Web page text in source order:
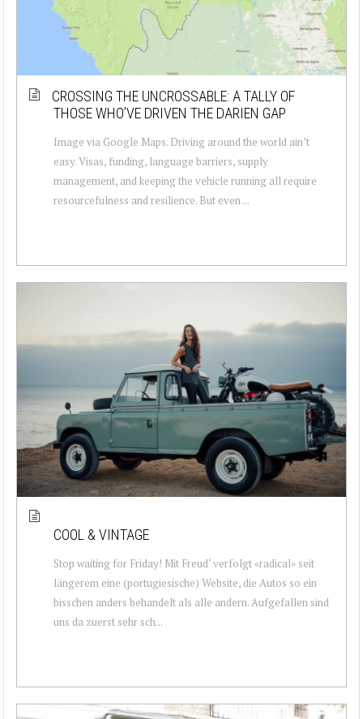
CROSSING THE UNCROSSABLE: A TALLY OF
THOSE WHO’VE DRIVEN THE DARIEN GAP
Image via Google Maps. Driving around the world ain’t
easy. Visas, funding, language barriers, supply
management, and keeping the vehicle running all require
resourcefulness and resilience. But even ...
COOL & VINTAGE
Stop waiting for Friday! Mit Freud‘ verfolgt «radical» seit
längerem eine (portugiesische) Website, die Autos so ein
bisschen anders behandelt als alle andern. Aufgefallen sind
uns da zuerst sehr sch...